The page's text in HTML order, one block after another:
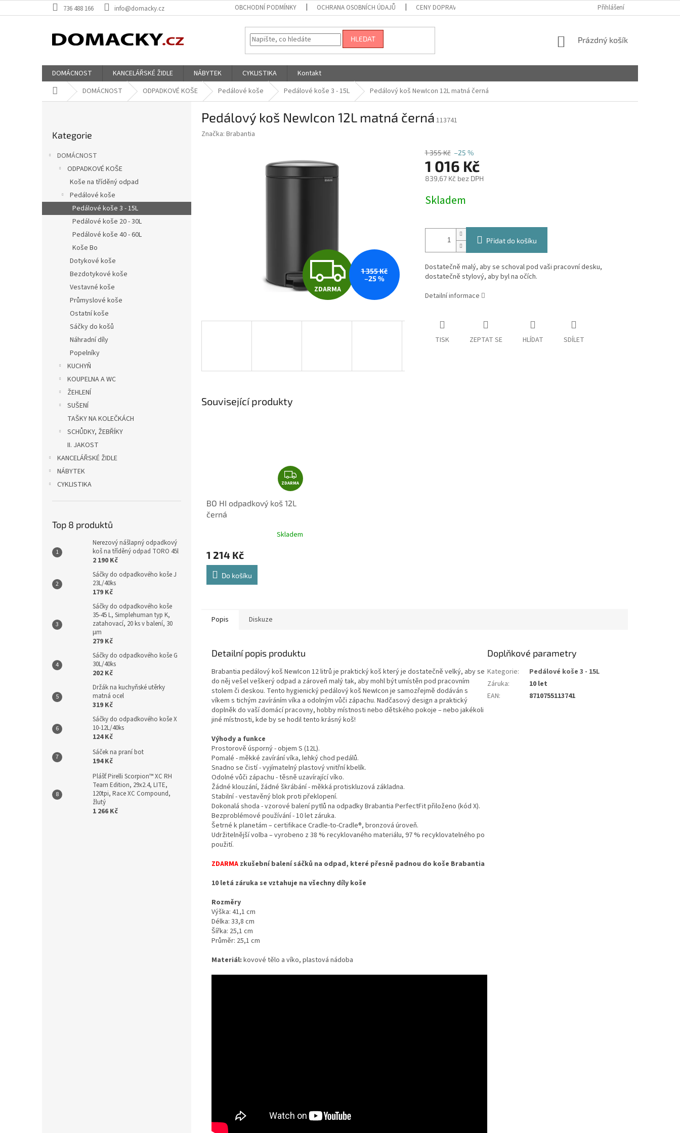
na
736 488 166 info@domacky.cz OBCHODNÍ PODMÍNKY OCHRANA OSOBNÍCH ÚDAJŮ CENY DOPRAVY Přihlášení
HLEDAT
NÁKUPNÍ
Prázdný košík
DOMÁCNOST KANCELÁŘSKÉ ŽIDLE NÁBYTEK CYKLISTIKA
Kontakt
Domů DOMÁCNOST ODPADKOVÉ KOŠE Pedálové koše Pedálové koše 3 - 15L Pedálový koš NewIcon 12L matná černá
a
kategorie
Kategorie
DOMÁCNOST
ODPADKOVÉ KOŠE
Koše na tříděný odpad
Pedálové koše
Pedálové koše 3 - 15L
Pedálové koše 20 - 30L
Pedálové koše 40 - 60L
Koše Bo
Dotykové koše
Bezdotykové koše
Vestavné koše
Průmyslové koše
Ostatní koše
Sáčky do košů
Náhradní díly
Popelníky
KUCHYŇ
KOUPELNA A WC
ŽEHLENÍ
SUŠENÍ
TAŠKY NA KOLEČKÁCH
SCHŮDKY, ŽEBŘÍKY
II. JAKOST
KANCELÁŘSKÉ ŽIDLE
NÁBYTEK
CYKLISTIKA
Top 8 produktů
Nerezový nášlapný odpadkový
koš na tříděný odpad TORO 45l
2 190 Kč
Sáčky do odpadkového koše J
23L/40ks
179 Kč
Sáčky do odpadkového koše
35-45 L, Simplehuman typ K,
zatahovací, 20 ks v balení, 30
µm
279 Kč
Sáčky do odpadkového koše G
30L/40ks
202 Kč
Držák na kuchyňské utěrky
matná ocel
319 Kč
Sáčky do odpadkového koše X
10-12L/40ks
124 Kč
Sáček na praní bot
194 Kč
Plášť Pirelli Scorpion™ XC RH
Team Edition, 29x2.4, LITE,
120tpi, Race XC Compound,
žlutý
1 266 Kč
Pedálový koš NewIcon 12L matná černá 113741
Značka: Brabantia
Z
D
R
ZDARMA
1 355 Kč
–25 %
1 355 Kč –25 %
1 016 Kč
839,67 Kč bez DPH
cena:
Skladem
Přidat do košíku
Dostatečně malý, aby se schoval pod vaši pracovní desku,
dostatečně stylový, aby byl na očích.
Detailní informace
TISK ZEPTAT SE HLÍDAT SDÍLET
Související produkty
Z
D
R
A
ZDARMA
BO HI odpadkový koš 12L
černá
Skladem
1 214 Kč
Do košíku
Popis Diskuze
Detailní popis produktu
Brabantia pedálový koš NewIcon 12 litrů je praktický koš který je dostatečně velký, aby se
do něj vešel veškerý odpad a zároveň malý tak, aby mohl být umístěn pod pracovním
stolem či deskou. Tento hygienický pedálový koš NewIcon je samozřejmě dodáván s
víkem s tichým zavíráním víka a odolným vůči zápachu. Nadčasový design a praktický
doplněk do vaší domácí pracovny, hobby místnosti nebo dětského pokoje – nebo jakékoli
jiné místnosti, kde by se hodil tento krásný koš!
Výhody a funkce
Prostorově úsporný - objem S (12L).
Pomalé - měkké zavírání víka, lehký chod pedálů.
Snadno se čistí - vyjímatelný plastový vnitřní kbelík.
Odolné vůči zápachu - těsně uzavírající víko.
Žádné klouzání, žádné škrábání - měkká protiskluzová základna.
Stabilní - vestavěný blok proti překlopení.
Dokonalá shoda - vzorové balení pytlů na odpadky Brabantia PerfectFit přiloženo (kód X).
Bezproblémové používání - 10 let záruka.
Šetrné k planetám – certifikace Cradle-to-Cradle®, bronzová úroveň.
Udržitelnější volba – vyrobeno z 38 % recyklovaného materiálu, 97 % recyklovatelného po
použití.
ZDARMA zkušební balení sáčků na odpad, které přesně padnou do koše Brabantia
10 letá záruka se vztahuje na všechny díly koše
Rozměry
Výška: 41,1 cm
Délka: 33,8 cm
Šířka: 25,1 cm
Průměr: 25,1 cm
Materiál: kovové tělo a víko, plastová nádoba
Doplňkové parametry
Kategorie:
Pedálové koše 3 - 15L
Záruka:
10 let
EAN: 8710755113741